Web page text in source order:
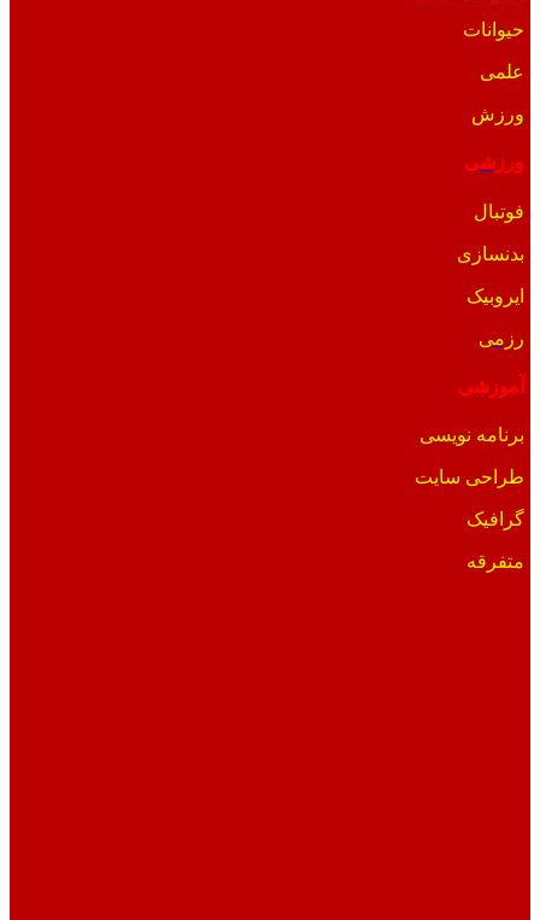
حیوانات
علمی
ورزش
ورزشی
فوتبال
بدنسازی
ایروبیک
رزمی
آموزشی
برنامه نویسی
طراحی سایت
گرافیک
متفرقه